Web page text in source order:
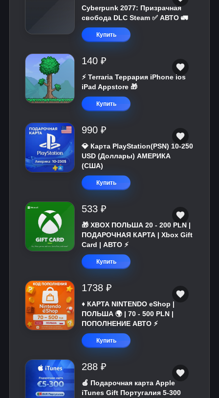
Cyberpunk 2077: Призрачная
свобода DLC Steam ✅ АВТО 🚛
Купить
140 ₽
⚡️ Terraria Террария iPhone ios
iPad Appstore 🎁
Купить
990 ₽
💎 Карта PlayStation(PSN) 10-250
USD (Доллары) АМЕРИКА
(США)
Купить
533 ₽
🎁 XBOX ПОЛЬША 20 - 200 PLN |
ПОДАРОЧНАЯ КАРТА | Xbox Gift
Card | АВТО ⚡
Купить
1738 ₽
♦️ КАРТА NINTENDO eShop |
ПОЛЬША 🌍 | 70 - 500 PLN |
ПОПОЛНЕНИЕ АВТО ⚡
Купить
288 ₽
🍎 Подарочная карта Apple
iTunes Gift Португалия 5-300